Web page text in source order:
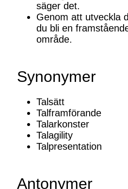
säger det.
Genom att utveckla
du bli en
område.
Synonymer
Talsätt
Talframförande
Talarkonster
Talagility
Talpresentation
Antonymer